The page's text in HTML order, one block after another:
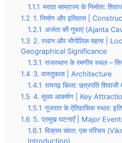
1.1.1 मराठा साम्राज्य के निर्माता:
1.2 1. निर्माण और इतिहास |
1.2.1 अजंता की गुफाएं (Ajanta
1.3 2. स्थान और भौगोलिक महत्व |
Geographical Significance
1.3.1 राजस्थान के रमणीय स्थल –
1.4 3. वास्तुकला | Architecture
1.4.1 रायगढ़ किला: छत्रपति शिवाजी
1.5 4. मुख्य आकर्षण | Key
1.5.1 गुजरात के ऐतिहासिक स्थल:
1.6 5. प्रमुख घटनाएँ | Major
1.6.1 विक्रम संवत: एक परिचय
Introduction)